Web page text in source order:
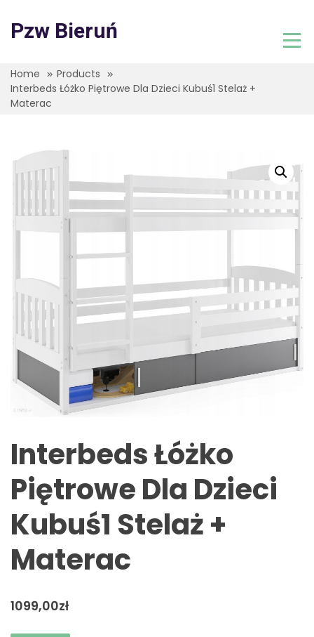
content
Pzw Bieruń
Home
Products
Interbeds Łóżko Piętrowe Dla Dzieci Kubuś1 Stelaż +
Materac
Interbeds Łóżko
Piętrowe Dla Dzieci
Kubuś1 Stelaż +
Materac
1099,00zł